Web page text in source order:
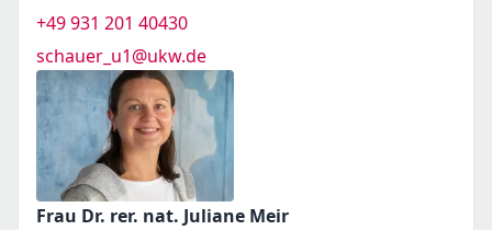
+49 931 201 40430
schauer_u1@ukw.de
Frau Dr. rer. nat. Juliane Meir